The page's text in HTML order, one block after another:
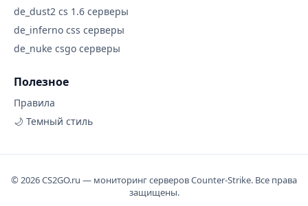
de_dust2 cs 1.6 серверы
de_inferno css серверы
de_nuke csgo серверы
Полезное
Правила
🌙 Темный стиль
© 2026 CS2GO.ru — мониторинг серверов Counter-Strike. Все права
защищены.